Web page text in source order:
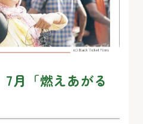
7月「燃えあがる